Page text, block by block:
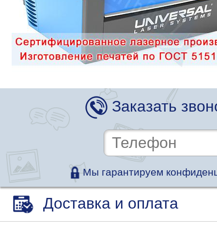
Заказать
Мы гарантируем
Доставка и оплата